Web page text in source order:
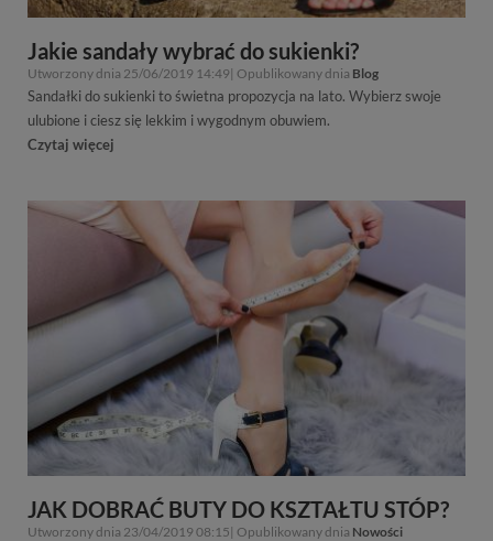
Jakie sandały wybrać do sukienki?
Utworzony dnia 25/06/2019 14:49| Opublikowany dnia Blog
Sandałki do sukienki to świetna propozycja na lato. Wybierz swoje
ulubione i ciesz się lekkim i wygodnym obuwiem.
Czytaj więcej
JAK DOBRAĆ BUTY DO KSZTAŁTU STÓP?
Utworzony dnia 23/04/2019 08:15| Opublikowany dnia Nowości